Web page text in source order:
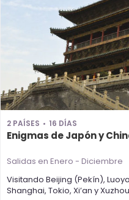
2 PAÍSES 16 DÍAS
Enigmas de Japón y
Salidas en Enero - Diciembre
Visitando Beijing (Pekín),
Shanghai, Tokio, Xi’an yXuzhou